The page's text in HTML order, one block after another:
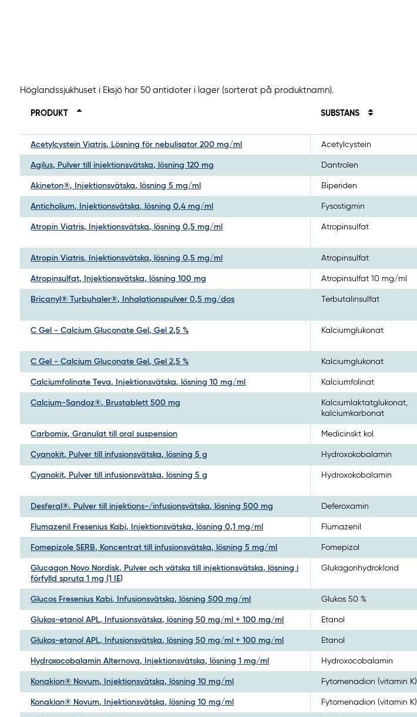
Höglandssjukhuset i Eksjö har 50 antidoter i lager (sorterat på produktnamn).
PRODUKT SUBSTANS
Acetylcystein Viatris, Lösning för nebulisator 200 mg/ml Acetylcystein
Agilus, Pulver till injektionsvätska, lösning 120 mg Dantrolen
Akineton®, Injektionsvätska, lösning 5 mg/ml Biperiden
Anticholium, Injektionsvätska, lösning 0,4 mg/ml Fysostigmin
Atropin Viatris, Injektionsvätska, lösning 0,5 mg/ml Atropinsulfat
Atropin Viatris, Injektionsvätska, lösning 0,5 mg/ml Atropinsulfat
Atropinsulfat, Injektionsvätska, lösning 100 mg Atropinsulfat 10 mg/ml
Bricanyl® Turbuhaler®, Inhalationspulver 0,5 mg/dos Terbutalinsulfat
C Gel - Calcium Gluconate Gel, Gel 2,5 % Kalciumglukonat
C Gel - Calcium Gluconate Gel, Gel 2,5 % Kalciumglukonat
Calciumfolinate Teva, Injektionsvätska, lösning 10 mg/ml Kalciumfolinat
Calcium-Sandoz®, Brustablett 500 mg
Kalciumlaktatglukonat,
kalciumkarbonat
Carbomix, Granulat till oral suspension Medicinskt kol
Cyanokit, Pulver till infusionsvätska, lösning 5 g Hydroxokobalamin
Cyanokit, Pulver till infusionsvätska, lösning 5 g Hydroxokobalamin
Desferal®, Pulver till injektions-/infusionsvätska, lösning 500 mg Deferoxamin
Flumazenil Fresenius Kabi, Injektionsvätska, lösning 0,1 mg/ml Flumazenil
Fomepizole SERB, Koncentrat till infusionsvätska, lösning 5 mg/ml Fomepizol
Glucagon Novo Nordisk, Pulver och vätska till injektionsvätska, lösning i
förfylld spruta 1 mg (1 IE)
Glukagonhydroklorid
Glucos Fresenius Kabi, Infusionsvätska, lösning 500 mg/ml Glukos 50 %
Glukos-etanol APL, Infusionsvätska, lösning 50 mg/ml + 100 mg/ml Etanol
Glukos-etanol APL, Infusionsvätska, lösning 50 mg/ml + 100 mg/ml Etanol
Hydroxocobalamin Alternova, Injektionsvätska, lösning 1 mg/ml Hydroxocobalamin
Konakion® Novum, Injektionsvätska, lösning 10 mg/ml Fytomenadion (vitamin K)
Konakion® Novum, Injektionsvätska, lösning 10 mg/ml Fytomenadion (vitamin K)